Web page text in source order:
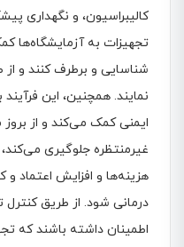
کالیبراسیون، و نگهداری
تجهیزات به آزمایشگاه‌ها
شناسایی و برطرف کنند و
نمایند. همچنین، این
ایمنی کمک می‌کند و از
غیرمنتظره جلوگیری
هزینه‌ها و افزایش اعتماد
درمانی شود. از طریق کنترل
اطمینان داشته باشند که